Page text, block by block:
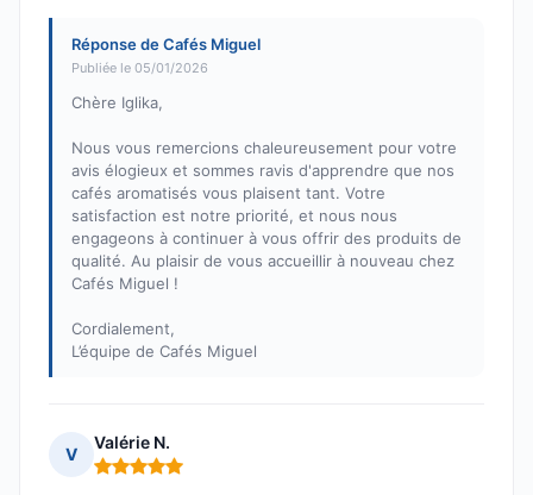
Réponse de Cafés Miguel
Publiée le 05/01/2026
Chère Iglika,
Nous vous remercions chaleureusement pour votre
avis élogieux et sommes ravis d'apprendre que nos
cafés aromatisés vous plaisent tant. Votre
satisfaction est notre priorité, et nous nous
engageons à continuer à vous offrir des produits de
qualité. Au plaisir de vous accueillir à nouveau chez
Cafés Miguel !
Cordialement,
L’équipe de Cafés Miguel
V
Valérie N.
Note : 5 sur 5